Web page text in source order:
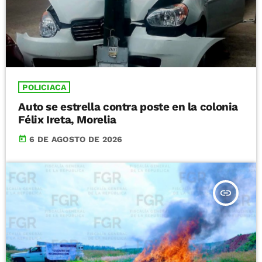
POLICIACA
Auto se estrella contra poste en la colonia
Félix Ireta, Morelia
today 6 DE AGOSTO DE 2026
insert_link